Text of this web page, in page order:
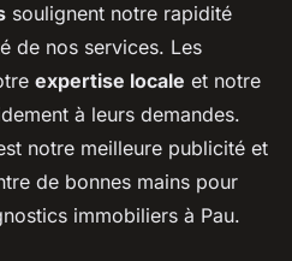
soulignent notre rapidité
de nos services. Les
expertise locale et notre
à leurs demandes.
notre meilleure publicité et
de bonnes mains pour
immobiliers à Pau.